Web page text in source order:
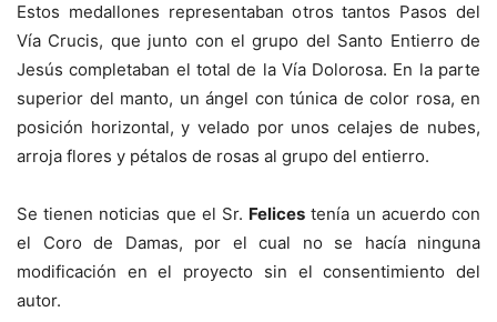
Estos medallones representaban otros tantos Pasos del
Vía Crucis, que junto con el grupo del Santo Entierro de
Jesús completaban el total de la Vía Dolorosa. En la parte
superior del manto, un ángel con túnica de color rosa, en
posición horizontal, y velado por unos celajes de nubes,
arroja flores y pétalos de rosas al grupo del entierro.
Se tienen noticias que el Sr. Felices tenía un acuerdo con
el Coro de Damas, por el cual no se hacía ninguna
modificación en el proyecto sin el consentimiento del
autor.